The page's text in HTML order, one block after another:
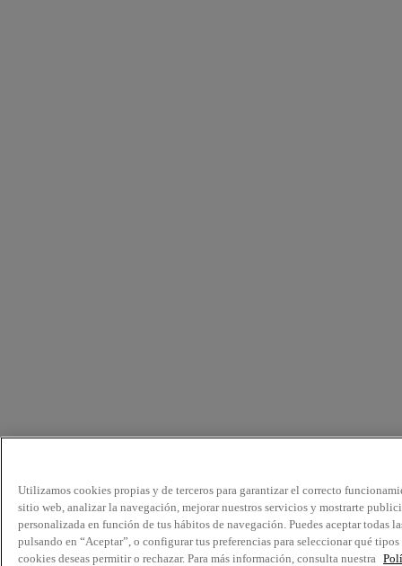
Utilizamos cookies propias y de terceros para garantizar el correcto
sitio web, analizar la navegación, mejorar nuestros servicios y mostrarte
personalizada en función de tus hábitos de navegación. Puedes aceptar todas
pulsando en “Aceptar”, o configurar tus preferencias para seleccionar qué tipos
cookies deseas permitir o rechazar. Para más información, consulta nuestra